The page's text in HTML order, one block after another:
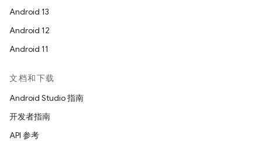
Android 13
Android 12
Android 11
文档和下载
Android Studio 指南
开发者指南
API 参考